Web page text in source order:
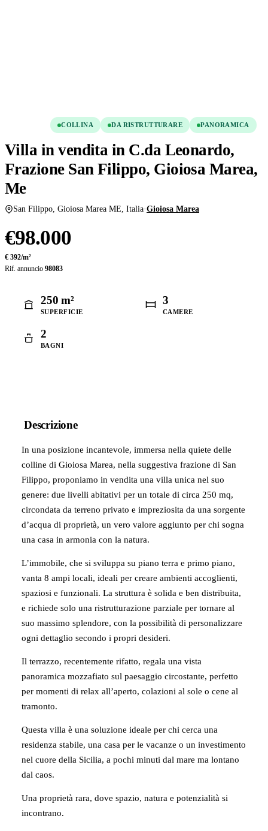
COLLINA DA RISTRUTTURARE PANORAMICA
Villa in vendita in C.da Leonardo,
Frazione San Filippo, Gioiosa Marea,
Me
San Filippo, Gioiosa Marea ME, Italia·Gioiosa Marea
€98.000
€ 392/m²
Rif. annuncio 98083
250 m²
SUPERFICIE
3
CAMERE
2
BAGNI
Descrizione
In una posizione incantevole, immersa nella quiete delle
colline di Gioiosa Marea, nella suggestiva frazione di San
Filippo, proponiamo in vendita una villa unica nel suo
genere: due livelli abitativi per un totale di circa 250 mq,
circondata da terreno privato e impreziosita da una sorgente
d’acqua di proprietà, un vero valore aggiunto per chi sogna
una casa in armonia con la natura.
L’immobile, che si sviluppa su piano terra e primo piano,
vanta 8 ampi locali, ideali per creare ambienti accoglienti,
spaziosi e funzionali. La struttura è solida e ben distribuita,
e richiede solo una ristrutturazione parziale per tornare al
suo massimo splendore, con la possibilità di personalizzare
ogni dettaglio secondo i propri desideri.
Il terrazzo, recentemente rifatto, regala una vista
panoramica mozzafiato sul paesaggio circostante, perfetto
per momenti di relax all’aperto, colazioni al sole o cene al
tramonto.
Questa villa è una soluzione ideale per chi cerca una
residenza stabile, una casa per le vacanze o un investimento
nel cuore della Sicilia, a pochi minuti dal mare ma lontano
dal caos.
Una proprietà rara, dove spazio, natura e potenzialità si
incontrano.